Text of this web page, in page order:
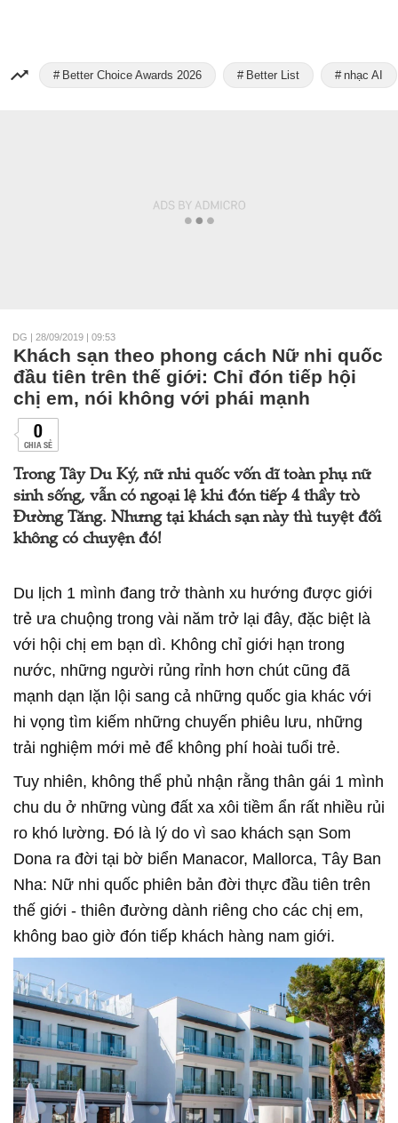
Better Choice Awards 2026 Better List nhạc AI
DG | 28/09/2019 | 09:53
Khách sạn theo phong cách Nữ nhi quốc
đầu tiên trên thế giới: Chỉ đón tiếp hội
chị em, nói không với phái mạnh
0
CHIA SẺ
Trong Tây Du Ký, nữ nhi quốc vốn dĩ toàn phụ nữ
sinh sống, vẫn có ngoại lệ khi đón tiếp 4 thầy trò
Đường Tăng. Nhưng tại khách sạn này thì tuyệt đối
không có chuyện đó!
Du lịch 1 mình đang trở thành xu hướng được giới
trẻ ưa chuộng trong vài năm trở lại đây, đặc biệt là
với hội chị em bạn dì. Không chỉ giới hạn trong
nước, những người rủng rỉnh hơn chút cũng đã
mạnh dạn lặn lội sang cả những quốc gia khác với
hi vọng tìm kiếm những chuyến phiêu lưu, những
trải nghiệm mới mẻ để không phí hoài tuổi trẻ.
Tuy nhiên, không thể phủ nhận rằng thân gái 1 mình
chu du ở những vùng đất xa xôi tiềm ẩn rất nhiều rủi
ro khó lường. Đó là lý do vì sao khách sạn Som
Dona ra đời tại bờ biển Manacor, Mallorca, Tây Ban
Nha: Nữ nhi quốc phiên bản đời thực đầu tiên trên
thế giới - thiên đường dành riêng cho các chị em,
không bao giờ đón tiếp khách hàng nam giới.